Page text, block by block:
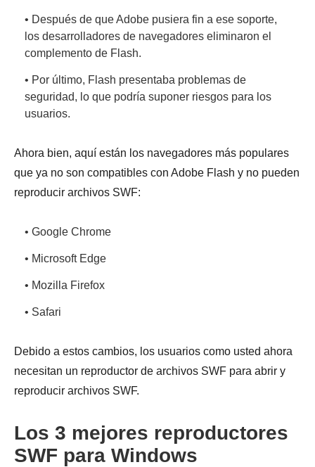
• Después de que Adobe pusiera fin a ese soporte,
los desarrolladores de navegadores eliminaron el
complemento de Flash.
• Por último, Flash presentaba problemas de
seguridad, lo que podría suponer riesgos para los
usuarios.
Ahora bien, aquí están los navegadores más populares
que ya no son compatibles con Adobe Flash y no pueden
reproducir archivos SWF:
• Google Chrome
• Microsoft Edge
• Mozilla Firefox
• Safari
Debido a estos cambios, los usuarios como usted ahora
necesitan un reproductor de archivos SWF para abrir y
reproducir archivos SWF.
Los 3 mejores reproductores
SWF para Windows